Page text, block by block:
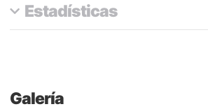
Estadísticas
Galería